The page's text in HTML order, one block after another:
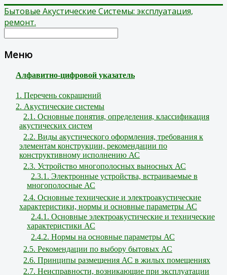
Бытовые Акустические Системы: эксплуатация,
ремонт.
Меню
Алфавитно-цифровой указатель
1. Перечень сокращений
2. Акустические системы
2.1. Основные понятия, определения, классификация
акустических систем
2.2. Виды акустического оформления, требования к
элементам конструкции, рекомендации по
конструктивному исполнению АС
2.3. Устройство многополосных выносных АС
2.3.1. Электронные устройства, встраиваемые в
многополосные АС
2.4. Основные технические и электроакустические
характеристики, нормы и основные параметры АС
2.4.1. Основные электроакустические и технические
характеристики АС
2.4.2. Нормы на основные параметры АС
2.5. Рекомендации по выбору бытовых АС
2.6. Принципы размещения АС в жилых помещениях
2.7. Неисправности, возникающие при эксплуатации